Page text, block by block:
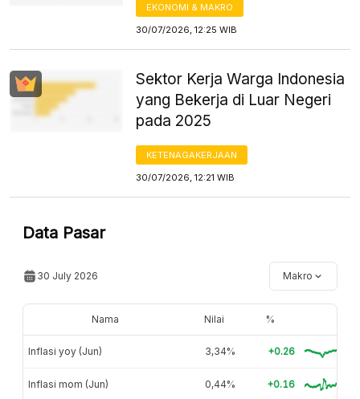
EKONOMI & MAKRO
30/07/2026, 12:25 WIB
Sektor Kerja Warga Indonesia
yang Bekerja di Luar Negeri
pada 2025
KETENAGAKERJAAN
30/07/2026, 12:21 WIB
Data Pasar
30 July 2026 Makro
Nama Nilai %
Inflasi yoy (Jun) 3,34% +0.26
Inflasi mom (Jun) 0,44% +0.16